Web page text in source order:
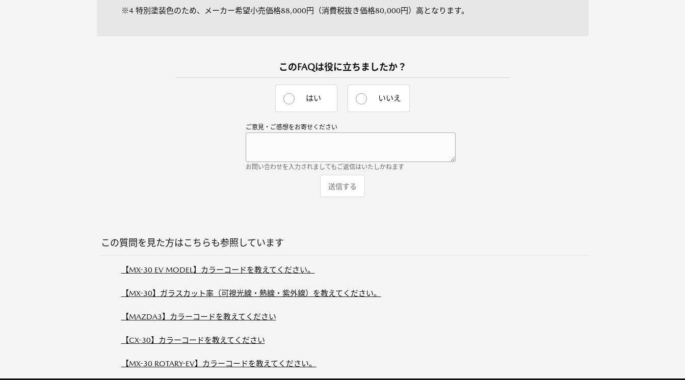
※4 特別塗装色のため、メーカー希望小売価格88,000円（消費税抜き価格80,000円）高となります。
このFAQは役に立ちましたか？
はい いいえ
ご意見・ご感想をお寄せください
お問い合わせを入力されましてもご返信はいたしかねます
この質問を見た方はこちらも参照しています
【MX-30 EV MODEL】カラーコードを教えてください。
【MX-30】ガラスカット率（可視光線・熱線・紫外線）を教えてください。
【MAZDA3】カラーコードを教えてください
【CX-30】カラーコードを教えてください
【MX-30 ROTARY-EV】カラーコードを教えてください。